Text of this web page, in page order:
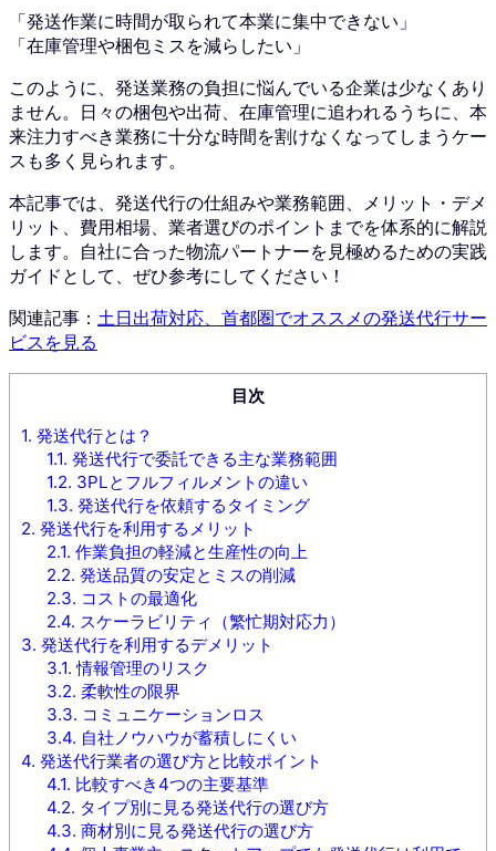
「発送作業に時間が取られて本業に集中できない」
「在庫管理や梱包ミスを減らしたい」
このように、発送業務の負担に悩んでいる企業は少なくあり
ません。日々の梱包や出荷、在庫管理に追われるうちに、本
来注力すべき業務に十分な時間を割けなくなってしまうケー
スも多く見られます。
本記事では、発送代行の仕組みや業務範囲、メリット・デメ
リット、費用相場、業者選びのポイントまでを体系的に解説
します。自社に合った物流パートナーを見極めるための実践
ガイドとして、ぜひ参考にしてください！
関連記事： 土日出荷対応、首都圏でオススメの発送代行サー
ビスを見る
目次
1. 発送代行とは？
1.1. 発送代行で委託できる主な業務範囲
1.2. 3PLとフルフィルメントの違い
1.3. 発送代行を依頼するタイミング
2. 発送代行を利用するメリット
2.1. 作業負担の軽減と生産性の向上
2.2. 発送品質の安定とミスの削減
2.3. コストの最適化
2.4. スケーラビリティ（繁忙期対応力）
3. 発送代行を利用するデメリット
3.1. 情報管理のリスク
3.2. 柔軟性の限界
3.3. コミュニケーションロス
3.4. 自社ノウハウが蓄積しにくい
4. 発送代行業者の選び方と比較ポイント
4.1. 比較すべき4つの主要基準
4.2. タイプ別に見る発送代行の選び方
4.3. 商材別に見る発送代行の選び方